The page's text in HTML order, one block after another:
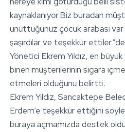
kaynaklanıyor.Biz buradan
unuttuğunuz çocuk arabası var
şaşırdılar ve teşekkür
Yönetici Ekrem Yıldız, en
binen müşterilerinin sigara
etmeleri olduğunu belirtti.
Ekrem Yıldız, Sancaktepe
Erdem’e teşekkür ettiğini
buraya açmamızda destek